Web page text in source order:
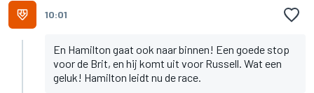
10:01
En Hamilton gaat ook naar binnen! Een goede stop
voor de Brit, en hij komt uit voor Russell. Wat een
geluk! Hamilton leidt nu de race.